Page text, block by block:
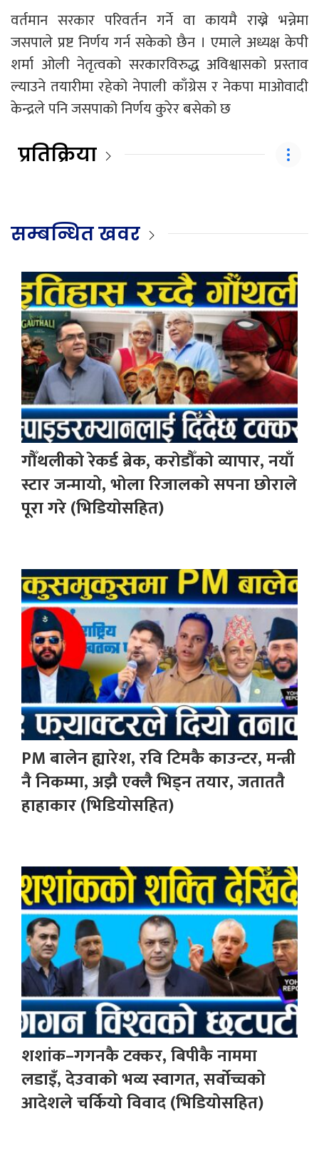
वर्तमान सरकार परिवर्तन गर्ने वा कायमै राख्ने भन्नेमा
जसपाले प्रष्ट निर्णय गर्न सकेको छैन । एमाले अध्यक्ष केपी
शर्मा ओली नेतृत्वको सरकारविरुद्ध अविश्वासको प्रस्ताव
ल्याउने तयारीमा रहेको नेपाली काँग्रेस र नेकपा माओवादी
केन्द्रले पनि जसपाको निर्णय कुरेर बसेको छ
प्रतिक्रिया
सम्बन्धित खवर
गौँथलीको रेकर्ड ब्रेक, करोडौँको व्यापार, नयाँ
स्टार जन्मायो, भोला रिजालको सपना छोराले
पूरा गरे (भिडियोसहित)
PM बालेन ह्यारेश, रवि टिमकै काउन्टर, मन्त्री
नै निकम्मा, अझै एक्लै भिड्न तयार, जताततै
हाहाकार (भिडियोसहित)
शशांक–गगनकै टक्कर, बिपीकै नाममा
लडाइँ, देउवाको भव्य स्वागत, सर्वोच्चको
आदेशले चर्कियो विवाद (भिडियोसहित)